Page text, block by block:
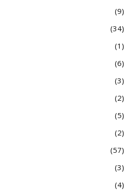
9
34
1
6
3
2
5
2
57
3
4